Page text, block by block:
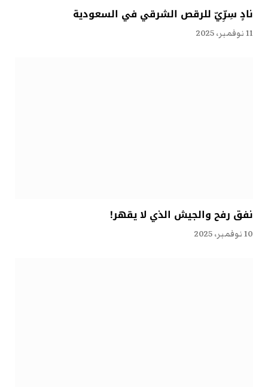
نادٍ سِرِّيّ للرقص الشرقي في السعودية
11 نوفمبر، 2025
نفق رفح والجيش الذي لا يقهر!
10 نوفمبر، 2025